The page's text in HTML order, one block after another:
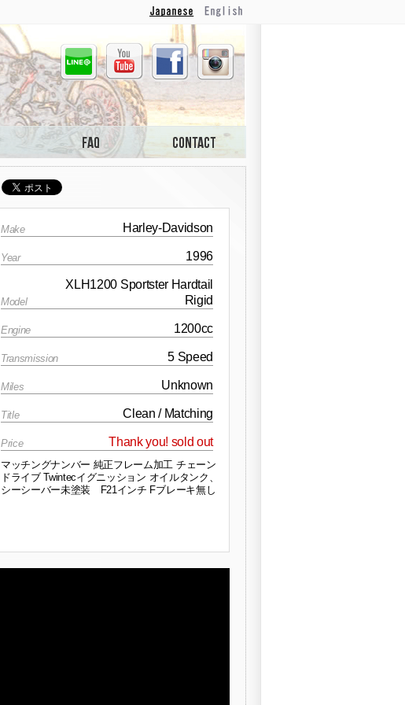
Japanese
Line Youtube Facebook
Make Harley-Davidson
Year 1996
Model
XLH1200 Sportster Hardtail
Rigid
Engine 1200cc
Transmission 5 Speed
Miles Unknown
Title Clean / Matching
Price Thank you! sold out
マッチングナンバー 純正フレーム加工 チェーン
ドライブ Twintecイグニッション オイルタンク、
シーシーバー未塗装 F21インチ Fブレーキ無し